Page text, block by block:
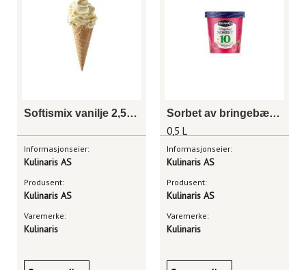
Softismix vanilje 2,5 liter
Informasjonseier:
Kulinaris AS
Produsent:
Kulinaris AS
Varemerke:
Kulinaris
Sorbet av bringebær 0,5 liter
0,5 L
Informasjonseier:
Kulinaris AS
Produsent:
Kulinaris AS
Varemerke:
Kulinaris